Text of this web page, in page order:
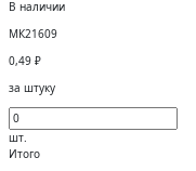
В наличии
МК21609
0,49₽
за штуку
шт.
Итого